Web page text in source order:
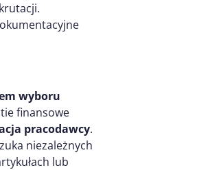
wyboru
finansowe
pracodawcy.
niezależnych
lub